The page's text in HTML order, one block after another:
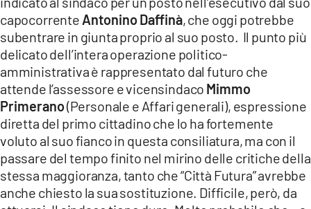
capocorrente Antonino Daffinà, che oggi potrebbe
subentrare in giunta proprio al suo posto. Il punto più
delicato dell’intera operazione politico-
amministrativa è rappresentato dal futuro che
attende l’assessore e vicensindaco Mimmo
Primerano(Personale e Affari generali), espressione
diretta del primo cittadino che lo ha fortemente
voluto al suo fianco in questa consiliatura, ma con il
passare del tempo finito nel mirino delle critiche della
stessa maggioranza, tanto che “Città Futura” avrebbe
anche chiesto la sua sostituzione. Difficile, però, da